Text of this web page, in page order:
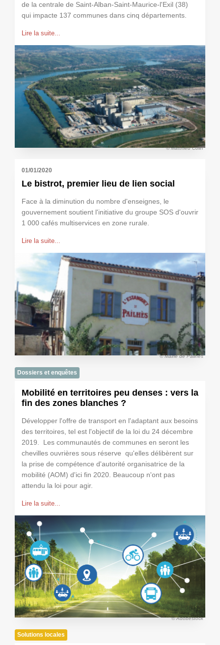
de la centrale de Saint-Alban-Saint-Maurice-l'Exil (38)
qui impacte 137 communes dans cinq départements.
Lire la suite...
© Matthieu Colin
01/01/2020
Le bistrot, premier lieu de lien social
Face à la diminution du nombre d'enseignes, le
gouvernement soutient l'initiative du groupe SOS d'ouvrir
1 000 cafés multiservices en zone rurale.
Lire la suite...
© Mairie de Pailhès
Dossiers et enquêtes
Mobilité en territoires peu denses : vers la
fin des zones blanches ?
Développer l'offre de transport en l'adaptant aux besoins
des territoires, tel est l'objectif de la loi du 24 décembre
2019. Les communautés de communes en seront les
chevilles ouvrières sous réserve qu'elles délibèrent sur
la prise de compétence d'autorité organisatrice de la
mobilité (AOM) d'ici fin 2020. Beaucoup n'ont pas
attendu la loi pour agir.
Lire la suite...
© Adobestock
Solutions locales